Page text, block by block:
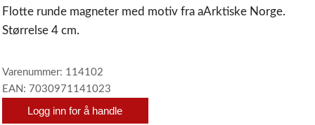
Flotte runde magneter med motiv fra aArktiske Norge.
Størrelse 4 cm.
Varenummer: 114102
EAN: 7030971141023
Logg inn for å handle